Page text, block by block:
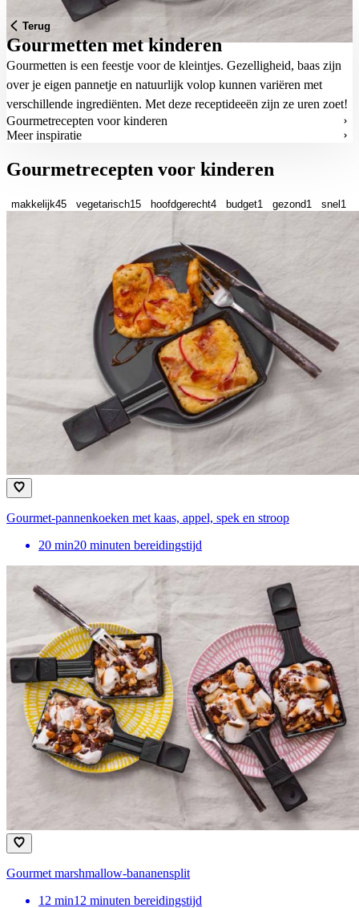
Terug
Gourmetten met kinderen
Gourmetten is een feestje voor de kleintjes. Gezelligheid, baas zijn
over je eigen pannetje en natuurlijk volop kunnen variëren met
verschillende ingrediënten. Met deze receptideeën zijn ze uren zoet!
Gourmetrecepten voor kinderen
Meer inspiratie
Gourmetrecepten voor kinderen
makkelijk45 vegetarisch15 hoofdgerecht4 budget1 gezond1 snel 1
Gourmet-pannenkoeken met kaas, appel, spek en stroop
20 min20 minuten bereidingstijd
Gourmet marshmallow-bananensplit
12 min12 minuten bereidingstijd